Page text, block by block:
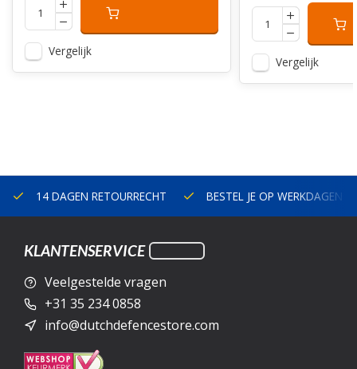
Vergelijk
Vergelijk
14 DAGEN RETOURRECHT BESTEL JE OP WERKDAGEN
KLANTENSERVICE
Veelgestelde vragen
+31 35 234 0858
info@dutchdefencestore.com